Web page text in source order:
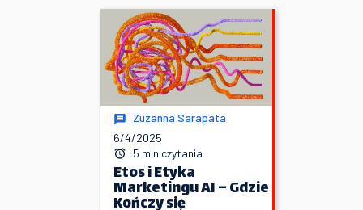
Zuzanna Sarapata
6/4/2025
5 min czytania
Etos i Etyka
Marketingu AI – Gdzie
Kończy się